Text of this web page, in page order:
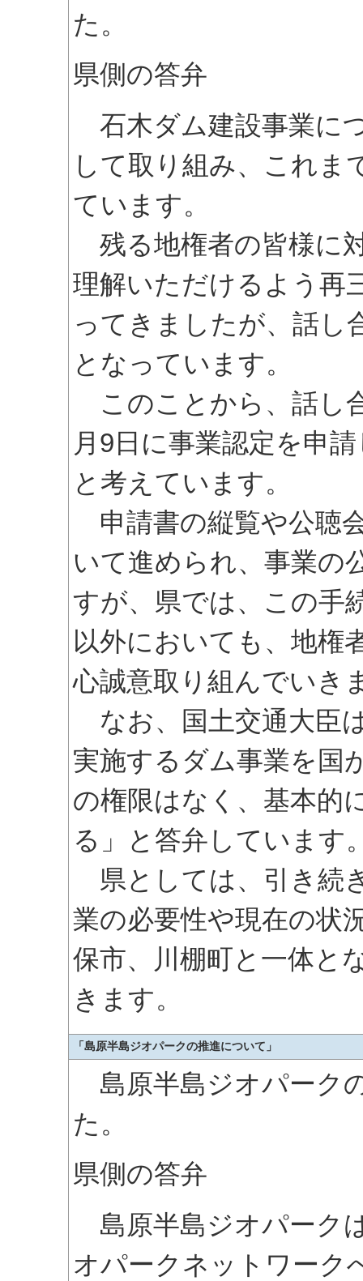
た。
県側の答弁
石木ダム建設事業に
して取り組み、これま
ています。
残る地権者の皆様に
理解いただけるよう再
ってきましたが、話し
となっています。
このことから、話し
月9日に事業認定を申
と考えています。
申請書の縦覧や公聴
いて進められ、事業の
すが、県では、この手
以外においても、地権
心誠意取り組んでいき
なお、国土交通大臣
実施するダム事業を国
の権限はなく、基本的
る」と答弁しています
県としては、引き続
業の必要性や現在の状
保市、川棚町と一体と
きます。
「島原半島ジオパークの推進について」
島原半島ジオパーク
た。
県側の答弁
島原半島ジオパーク
オパークネットワーク